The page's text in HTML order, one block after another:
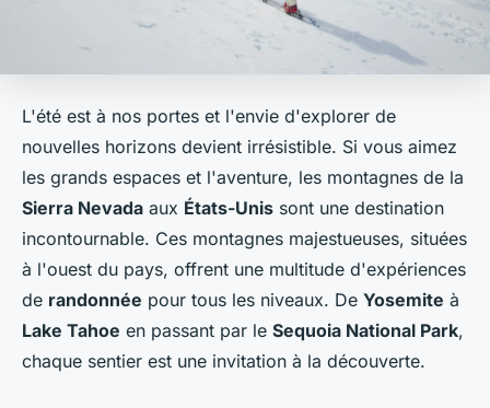
L'été est à nos portes et l'envie d'explorer de
nouvelles horizons devient irrésistible. Si vous aimez
les grands espaces et l'aventure, les montagnes de la
Sierra Nevada aux États-Unis sont une destination
incontournable. Ces montagnes majestueuses, situées
à l'ouest du pays, offrent une multitude d'expériences
de randonnée pour tous les niveaux. De Yosemite à
Lake Tahoe en passant par le Sequoia National Park,
chaque sentier est une invitation à la découverte.